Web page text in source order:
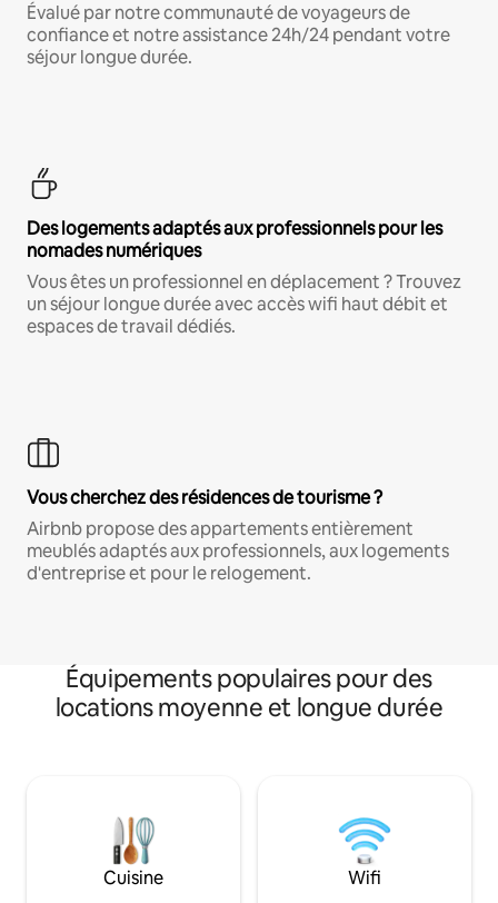
Évalué par notre communauté de voyageurs de
confiance et notre assistance 24h/24 pendant votre
séjour longue durée.
Des logements adaptés aux professionnels pour les
nomades numériques
Vous êtes un professionnel en déplacement ? Trouvez
un séjour longue durée avec accès wifi haut débit et
espaces de travail dédiés.
Vous cherchez des résidences de tourisme ?
Airbnb propose des appartements entièrement
meublés adaptés aux professionnels, aux logements
d'entreprise et pour le relogement.
Équipements populaires pour des
locations moyenne et longue durée
Cuisine Wifi